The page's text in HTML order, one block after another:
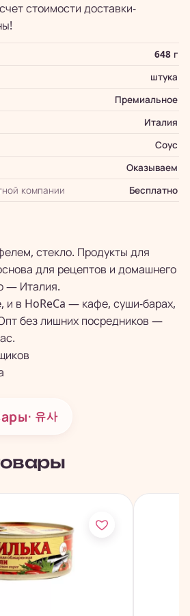
стоимости доставки-
648 г
штука
Премиальное
Италия
Соус
Оказываем
компании
Бесплатно
стекло. Продукты для
для рецептов и домашнего
— Италия.
и в HoReCa — кафе, суши-барах,
без лишних посредников —
· 유사